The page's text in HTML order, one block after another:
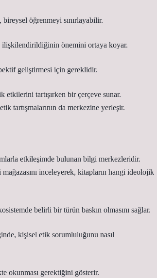
öğrenmeyi sınırlayabilir.
önemini ortaya koyar.
geliştirmesi için gereklidir.
tartışırken bir çerçeve sunar.
tartışmalarının da merkezine yerleşir.
etkileşimde bulunan bilgi merkezleridir.
inceleyerek, kitapların hangi ideolojik
belirli bir türün baskın olmasını sağlar.
kişisel etik sorumluluğunu nasıl
okunması gerektiğini gösterir.